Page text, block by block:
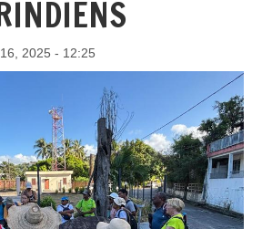
2025 - 12:25